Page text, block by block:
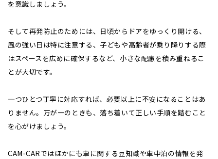
を意識しましょう。
そして再発防止のためには、日頃からドアをゆっくり開ける、
風の強い日は特に注意する、子どもや高齢者が乗り降りする際
はスペースを広めに確保するなど、小さな配慮を積み重ねるこ
とが大切です。
一つひとつ丁寧に対応すれば、必要以上に不安になることはあ
りません。万が一のときも、落ち着いて正しい手順を踏むこと
を心がけましょう。
CAM-CARではほかにも車に関する豆知識や車中泊の情報を発